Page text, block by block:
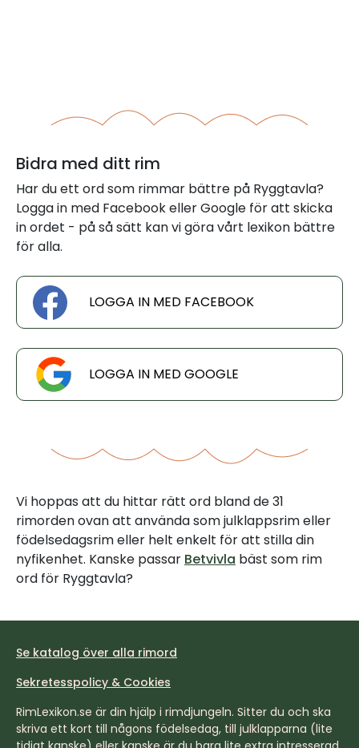
Bidra med ditt rim
Har du ett ord som rimmar bättre på Ryggtavla?
Logga in med Facebook eller Google för att skicka
in ordet - på så sätt kan vi göra vårt lexikon bättre
för alla.
LOGGA IN MED FACEBOOK
LOGGA IN MED GOOGLE
Vi hoppas att du hittar rätt ord bland de 31
rimorden ovan att använda som julklappsrim eller
födelsedagsrim eller helt enkelt för att stilla din
nyfikenhet. Kanske passar Betvivla bäst som rim
ord för Ryggtavla?
Se katalog över alla rimord
Sekretesspolicy & Cookies
RimLexikon.se är din hjälp i rimdjungeln. Sitter du och ska
skriva ett kort till någons födelsedag, till julklapparna (lite